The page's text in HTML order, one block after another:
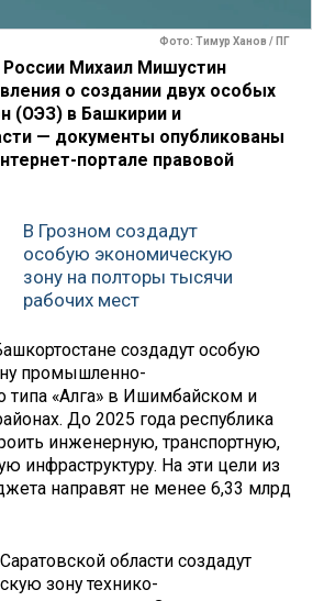
Фото: Тимур Ханов / ПГ
Михаил Мишустин
о создании двух особых
(ОЭЗ) в Башкирии и
— документы опубликованы
портале правовой
В Грозном создадут
особую экономическую
зону на полторы тысячи
рабочих мест
создадут особую
промышленно-
типа «Алга» в Ишимбайском и
До 2025 года республика
инженерную, транспортную,
инфраструктуру. На эти цели из
направят не менее 6,33 млрд
области создадут
зону технико-